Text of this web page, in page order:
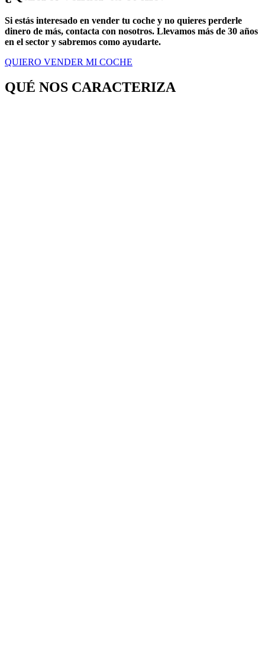
Si estás interesado en vender tu coche y no quieres perderle
dinero de más, contacta con nosotros. Llevamos más de 30 años
en el sector y sabremos como ayudarte.
QUIERO VENDER MI COCHE
QUÉ NOS CARACTERIZA